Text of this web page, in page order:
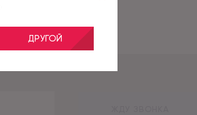
ДРУГОЙ